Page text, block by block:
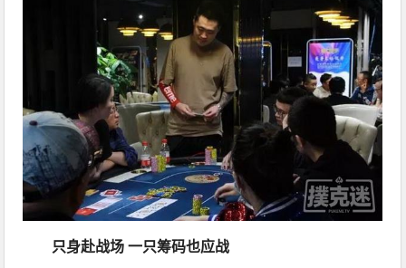
只身赴战场 一只筹码也应战